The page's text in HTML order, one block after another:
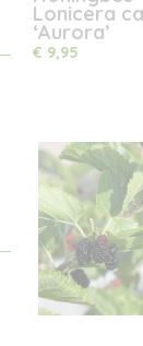
Lonicera
‘Aurora’
€ 9,95